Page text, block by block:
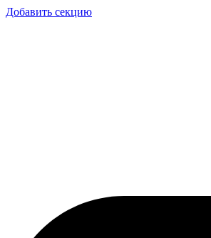
Добавить секцию